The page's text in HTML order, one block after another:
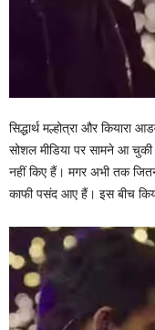
सिद्धार्थ मल्होत्रा और कियारा
सोशल मीडिया पर सामने आ
नहीं किए हैं। मगर अभी तक
काफी पसंद आए हैं। इस बीच